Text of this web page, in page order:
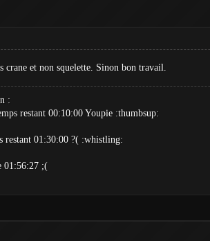
crane et non squelette. Sinon bon travail.
:
restant 00:10:00 Youpie :thumbsup:
restant 01:30:00 ?( :whistling:
01:56:27 ;(